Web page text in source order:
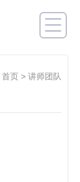
首页 >讲师团队